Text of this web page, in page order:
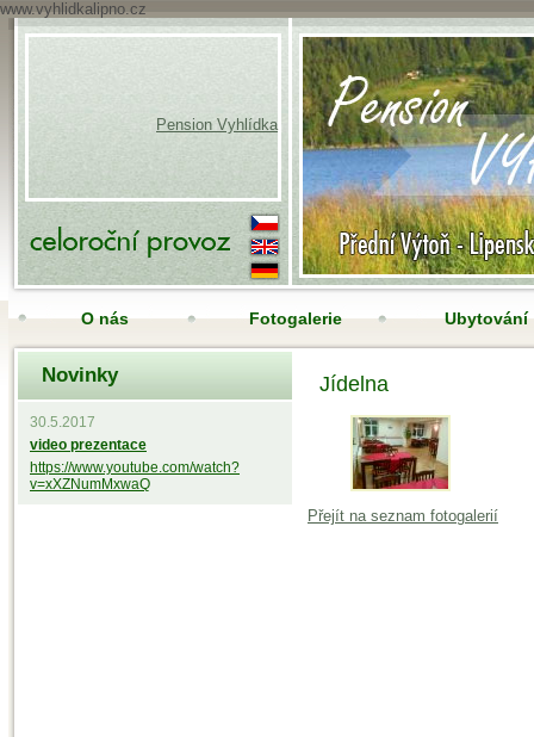
www.vyhlidkalipno.cz
Pension Vyhlídka
O nás Fotogalerie Ubytování
Nabídka služeb Restaurace
Novinky
30.5.2017
video prezentace
https://www.youtube.com/watch?
v=xXZNumMxwaQ
Jídelna
Přejít na seznam fotogalerií